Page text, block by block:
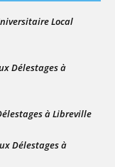
Local
Délestages à
à Libreville
Délestages à